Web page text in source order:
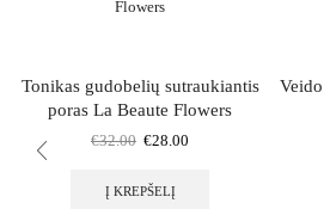
Tonikas gudobelių sutraukiantis
poras La Beaute Flowers
€32.00 €28.00
Į KREPŠELĮ